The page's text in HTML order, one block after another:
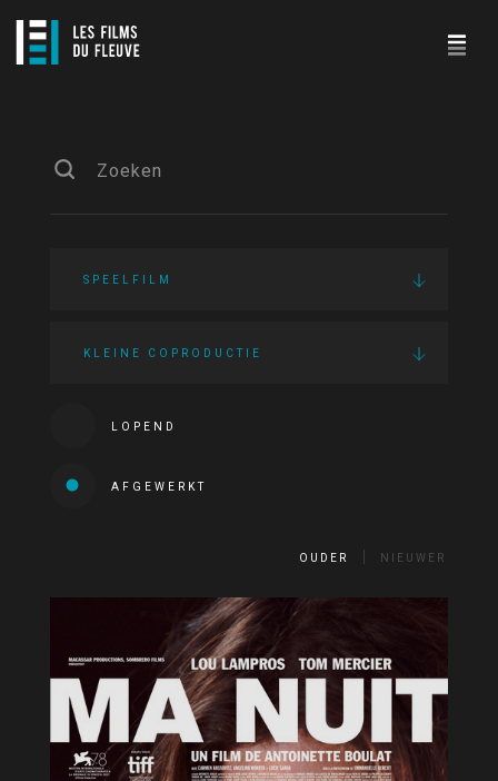
SPEELFILM
KLEINE COPRODUCTIE
LOPEND
AFGEWERKT
OUDER NIEUWER